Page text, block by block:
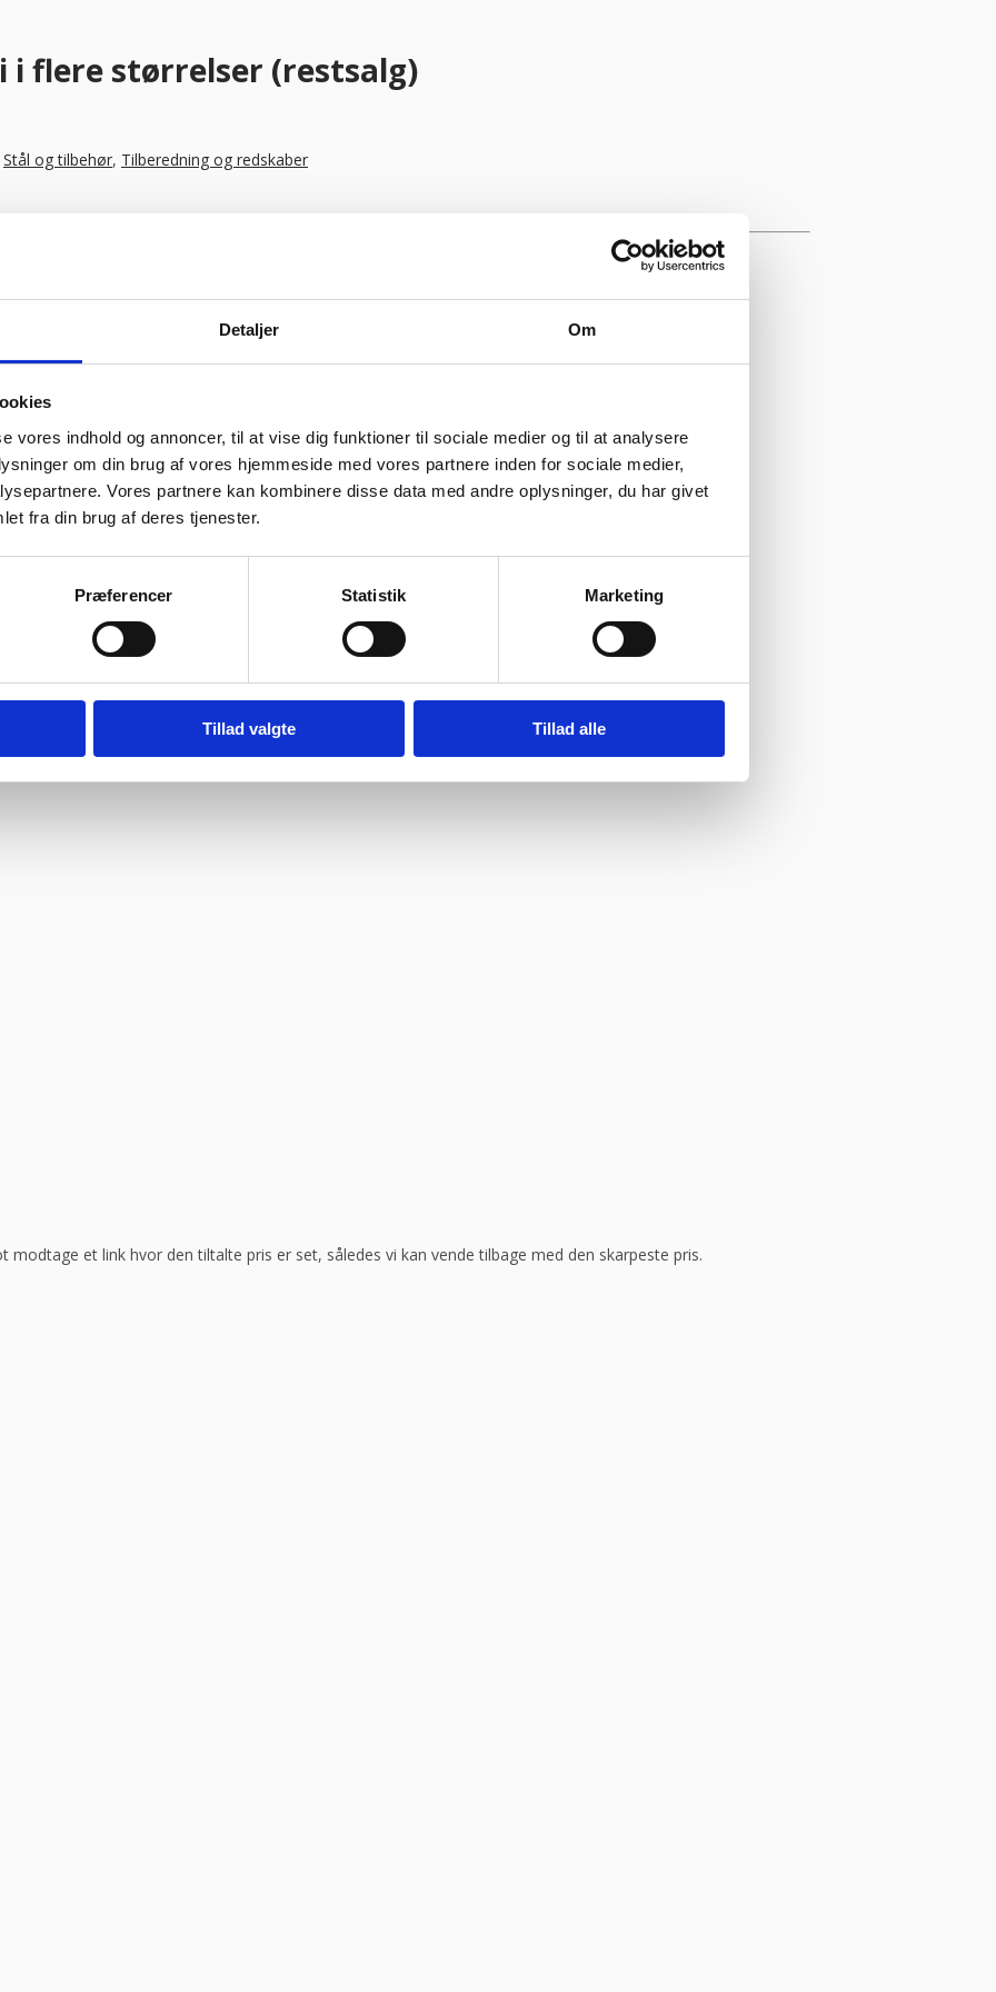
Detaljer Om
vores indhold og annoncer, til at vise dig funktioner til sociale medier og til at analysere
om din brug af vores hjemmeside med vores partnere inden for sociale medier,
Vores partnere kan kombinere disse data med andre oplysninger, du har givet
fra din brug af deres tjenester.
Præferencer Statistik Marketing
Tillad valgte Tillad alle
– 13.30
i flere størrelser (restsalg)
Stål og tilbehør, Tilberedning og redskaber
til bekvem dispensering af portioner af is.
velegnet til brug i hjemmekøkkener.
hurtigst muligt.
et link hvor den tiltalte pris er set, således vi kan vende tilbage med den skarpeste pris.